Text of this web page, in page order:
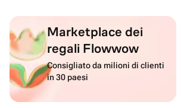
Marketplace dei
regali Flowwow
Consigliato da milioni di clienti
in 30 paesi